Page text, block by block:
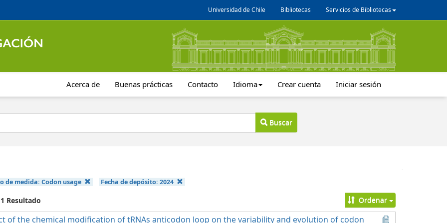
Universidad de Chile Bibliotecas Servicios de Bibliotecas
Acerca de Buenas prácticas Contacto Idioma Crear cuenta Iniciar sesión
Buscar
de medida: Codon usage Fecha de depósito:2024
Resultado Ordenar
of the chemical modification of tRNAs anticodon loop on the variability and evolution of codon